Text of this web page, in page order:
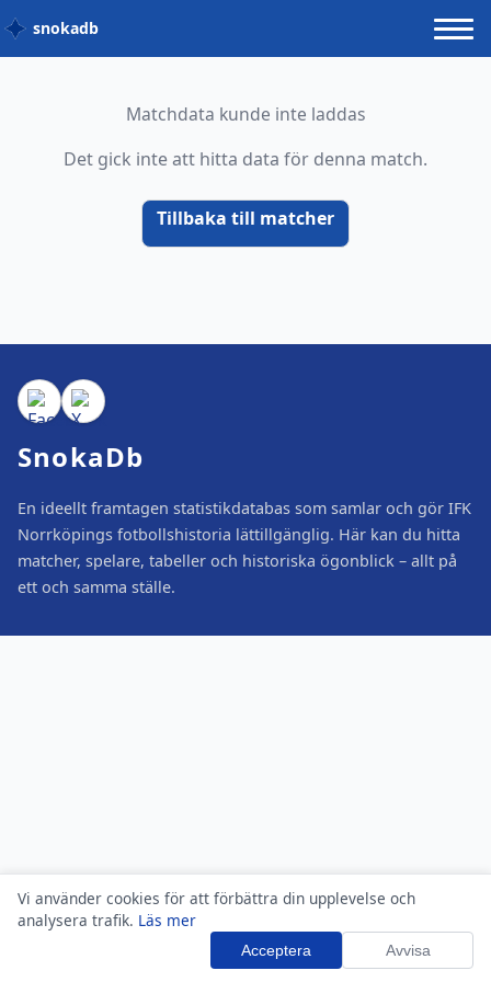
Vi använder cookies för att förbättra din upplevelse och
analysera trafik. Läs mer
Acceptera Avvisa
snokadb
Matchdata kunde inte laddas
Det gick inte att hitta data för denna match.
Tillbaka till matcher
SnokaDb
En ideellt framtagen statistikdatabas som samlar och gör IFK
Norrköpings fotbollshistoria lättillgänglig. Här kan du hitta
matcher, spelare, tabeller och historiska ögonblick – allt på
ett och samma ställe.